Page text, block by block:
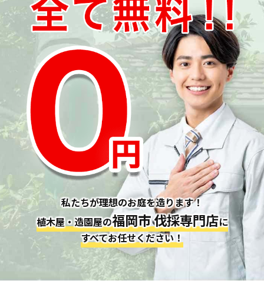
私たちが理想のお庭を造ります！
植木屋・造園屋の福岡市 伐採専門店に
すべてお任せください！